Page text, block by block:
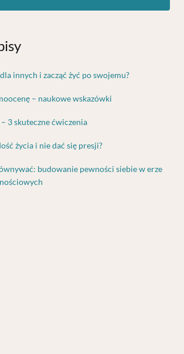
innych i zacząć żyć po swojemu?
– naukowe wskazówki
3 skuteczne ćwiczenia
życia i nie dać się presji?
budowanie pewności siebie w erze